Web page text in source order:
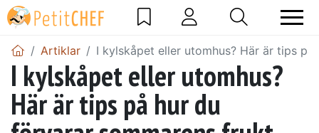
Artiklar I kylskåpet eller utomhus? Här är tips
I kylskåpet eller utomhus?
Här är tips på hur du